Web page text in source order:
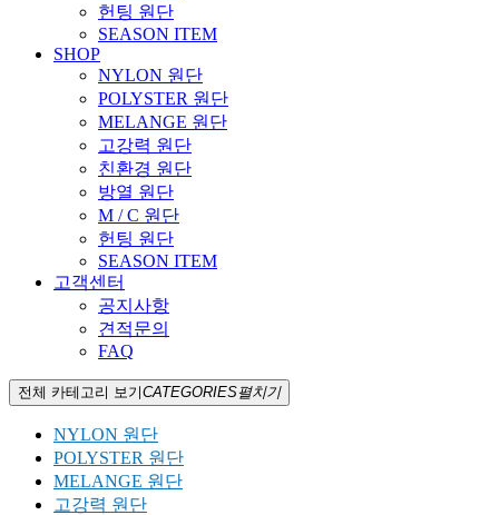
헌팅 원단
SEASON ITEM
SHOP
NYLON 원단
POLYSTER 원단
MELANGE 원단
고강력 원단
친환경 원단
방열 원단
M / C 원단
헌팅 원단
SEASON ITEM
고객센터
공지사항
견적문의
FAQ
전체 카테고리 보기CATEGORIES펼치기
NYLON 원단
POLYSTER 원단
MELANGE 원단
고강력 원단